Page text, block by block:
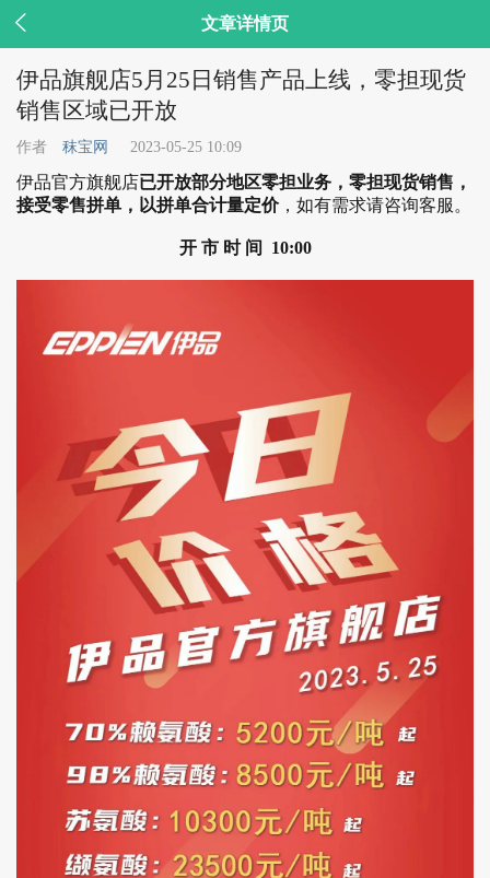
 文章详情页
伊品旗舰店5月25日销售产品上线，零担现货
销售区域已开放
作者 秣宝网 2023-05-25 10:09
伊品官方旗舰店已开放部分地区零担业务，零担现货销售，
接受零售拼单，以拼单合计量定价，如有需求请咨询客服。
开 市 时 间 10:00